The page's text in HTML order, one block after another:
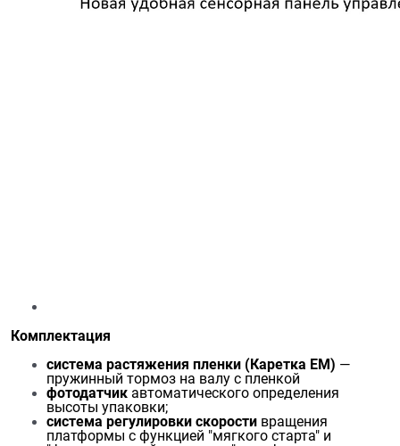
Комплектация
система растяжения пленки (Каретка EМ) —
пружинный тормоз на валу с пленкой
фотодатчик автоматического определения
высоты упаковки;
система регулировки скорости вращения
платформы с функцией "мягкого старта" и